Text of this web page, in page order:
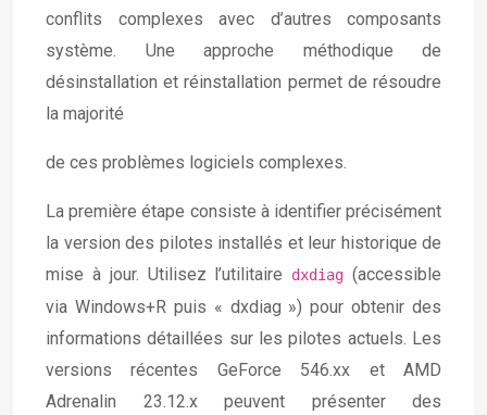
conflits complexes avec d’autres composants
système. Une approche méthodique de
désinstallation et réinstallation permet de résoudre
la majorité
de ces problèmes logiciels complexes.
La première étape consiste à identifier précisément
la version des pilotes installés et leur historique de
mise à jour. Utilisez l’utilitaire
dxdiag (accessible
via Windows+R puis « dxdiag ») pour obtenir des
informations détaillées sur les pilotes actuels. Les
versions récentes GeForce 546.xx et AMD
Adrenalin 23.12.x peuvent présenter des